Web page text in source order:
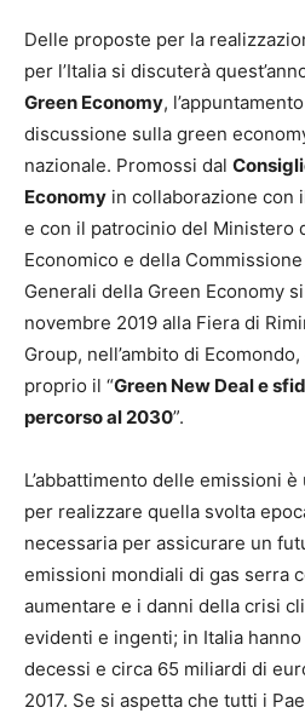
Delle proposte per la
per l’Italia si discuterà
Green Economy,
discussione sulla green
nazionale. Promossi dal
Economy in collaborazione con
e con il patrocinio del Ministero
Economico e della
Generali della Green Economy
novembre 2019 alla Fiera di
Group, nell’ambito di
proprio il “Green New Deal e
percorso al 2030”.
L’abbattimento delle emissioni
per realizzare quella svolta
necessaria per assicurare un
emissioni mondiali di gas serra
aumentare e i danni della crisi
evidenti e ingenti; in Italia
decessi e circa 65 miliardi di
2017. Se si aspetta che tutti i